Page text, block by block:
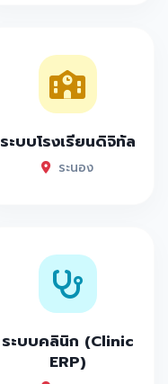
ระบบโรงเรียนดิจิทัล
ระนอง
ระบบคลินิก (Clinic
ERP)